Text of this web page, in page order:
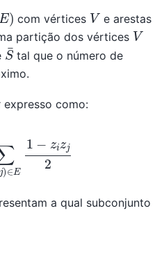
com vértices V e arestas
partição dos vértices V
S ¯
tal que o número de
como:
E1 izj2
a qual subconjunto